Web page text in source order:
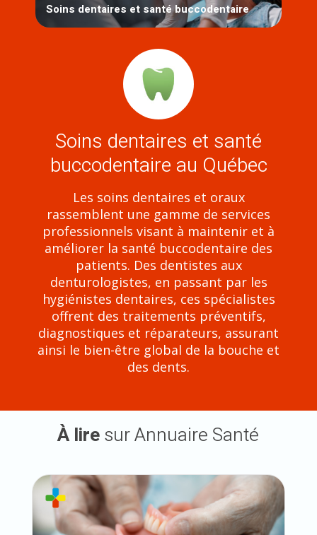
Soins dentaires et santé buccodentaire
Soins dentaires et santé
buccodentaire au Québec
Les soins dentaires et oraux
rassemblent une gamme de services
professionnels visant à maintenir et à
améliorer la santé buccodentaire des
patients. Des dentistes aux
denturologistes, en passant par les
hygiénistes dentaires, ces spécialistes
offrent des traitements préventifs,
diagnostiques et réparateurs, assurant
ainsi le bien-être global de la bouche et
des dents.
À liresur Annuaire Santé